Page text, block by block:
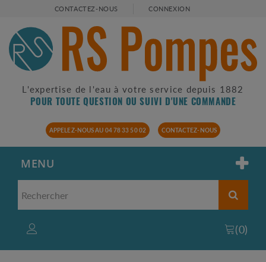
CONTACTEZ-NOUS CONNEXION
L'expertise de l'eau à votre service depuis 1882
POUR TOUTE QUESTION OU SUIVI D'UNE COMMANDE
APPELEZ-NOUS AU 04 78 33 50 02 CONTACTEZ-NOUS
MENU
(0)